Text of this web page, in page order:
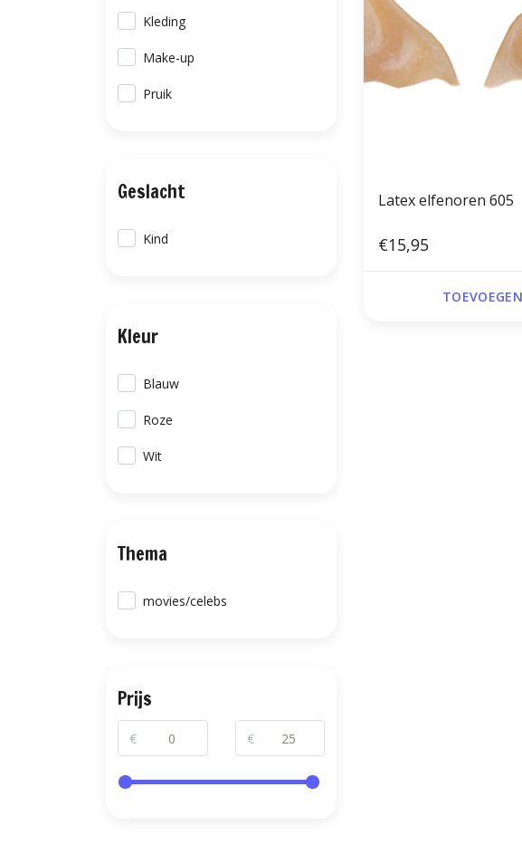
Latex elfenoren 605
€15,95
TOEVOEGEN
Kleding
Make-up
Pruik
Geslacht
Kind
Kleur
Blauw
Roze
Wit
Thema
movies/celebs
Prijs
€ €